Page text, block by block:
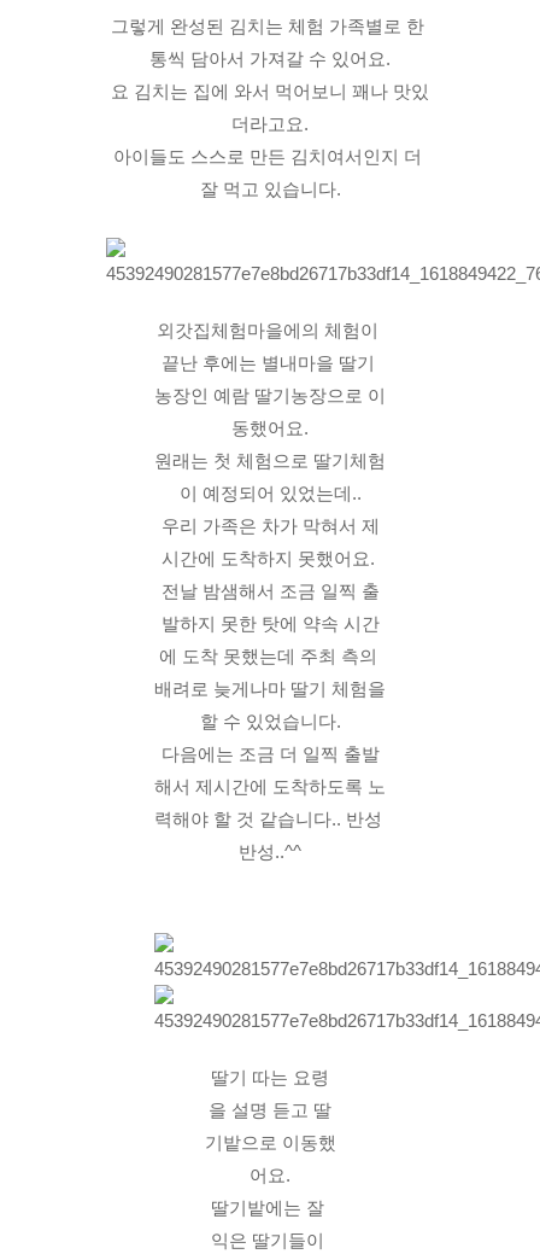
그렇게 완성된 김치는 체험 가족별로 한
통씩 담아서 가져갈 수 있어요.
요 김치는 집에 와서 먹어보니 꽤나 맛있
더라고요.
아이들도 스스로 만든 김치여서인지 더
잘 먹고 있습니다.
외갓집체험마을에의 체험이
끝난 후에는 별내마을 딸기
농장인 예람 딸기농장으로 이
동했어요.
원래는 첫 체험으로 딸기체험
이 예정되어 있었는데..
우리 가족은 차가 막혀서 제
시간에 도착하지 못했어요.
전날 밤샘해서 조금 일찍 출
발하지 못한 탓에 약속 시간
에 도착 못했는데 주최 측의
배려로 늦게나마 딸기 체험을
할 수 있었습니다.
다음에는 조금 더 일찍 출발
해서 제시간에 도착하도록 노
력해야 할 것 같습니다.. 반성
반성..^^
딸기 따는 요령
을 설명 듣고 딸
기밭으로 이동했
어요.
딸기밭에는 잘
익은 딸기들이